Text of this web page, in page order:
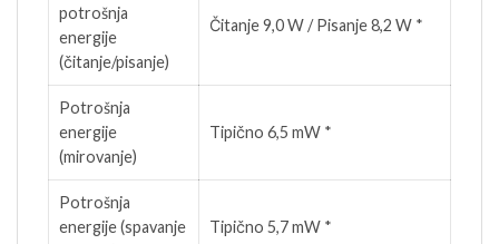
potrošnja
energije
(čitanje/pisanje)
Čitanje 9,0 W / Pisanje 8,2 W *
Potrošnja
energije
(mirovanje)
Tipično 6,5 mW *
Potrošnja
energije (spavanje
Tipično 5,7 mW *